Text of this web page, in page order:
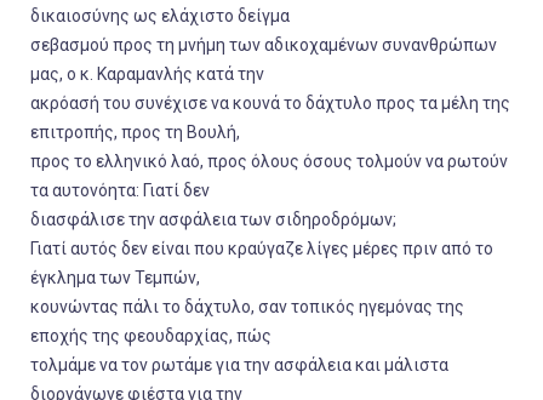
δικαιοσύνης ως ελάχιστο δείγμα
σεβασμού προς τη μνήμη των αδικοχαμένων συνανθρώπων
μας, ο κ. Καραμανλής κατά την
ακρόασή του συνέχισε να κουνά το δάχτυλο προς τα μέλη της
επιτροπής, προς τη Βουλή,
προς το ελληνικό λαό, προς όλους όσους τολμούν να ρωτούν
τα αυτονόητα: Γιατί δεν
διασφάλισε την ασφάλεια των σιδηροδρόμων;
Γιατί αυτός δεν είναι που κραύγαζε λίγες μέρες πριν από το
έγκλημα των Τεμπών,
κουνώντας πάλι το δάχτυλο, σαν τοπικός ηγεμόνας της
εποχής της φεουδαρχίας, πώς
τολμάμε να τον ρωτάμε για την ασφάλεια και μάλιστα
διοργάνωνε φιέστα για την